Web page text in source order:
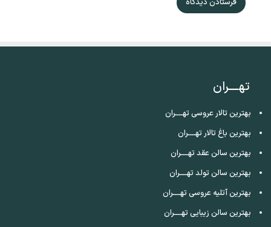
تهــــران
بهترین تالار عروسی تهــــران
بهترین باغ تالار تهــــران
بهترین سالن عقد تهــــران
بهترین سالن تولد تهــــران
بهترین آتلیه عروسی تهــــران
بهترین سالن زیبایی تهــــران